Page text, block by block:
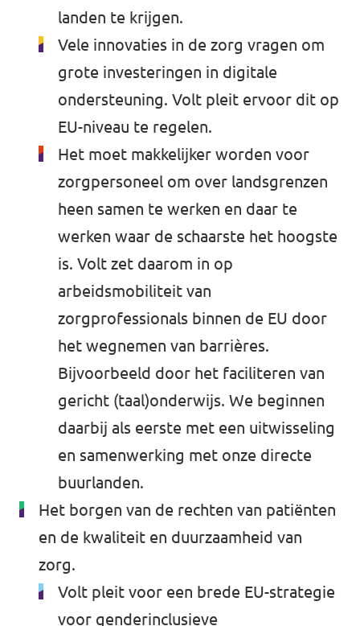
landen te krijgen.
Vele innovaties in de zorg vragen om
grote investeringen in digitale
ondersteuning. Volt pleit ervoor dit op
EU-niveau te regelen.
Het moet makkelijker worden voor
zorgpersoneel om over landsgrenzen
heen samen te werken en daar te
werken waar de schaarste het hoogste
is. Volt zet daarom in op
arbeidsmobiliteit van
zorgprofessionals binnen de EU door
het wegnemen van barrières.
Bijvoorbeeld door het faciliteren van
gericht (taal)onderwijs. We beginnen
daarbij als eerste met een uitwisseling
en samenwerking met onze directe
buurlanden.
Het borgen van de rechten van patiënten
en de kwaliteit en duurzaamheid van
zorg.
Volt pleit voor een brede EU-strategie
voor genderinclusieve